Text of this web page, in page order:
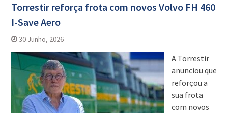
Torrestir reforça frota com novos Volvo FH 460
I-Save Aero
30 Junho, 2026
A Torrestir
anunciou que
reforçou a
sua frota
com novos